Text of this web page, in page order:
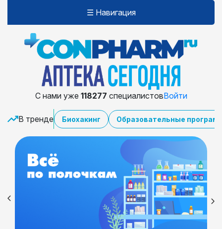
☰ Навигация
С нами уже 118277 специалистовВойти
В тренде Биохакинг Образовательные